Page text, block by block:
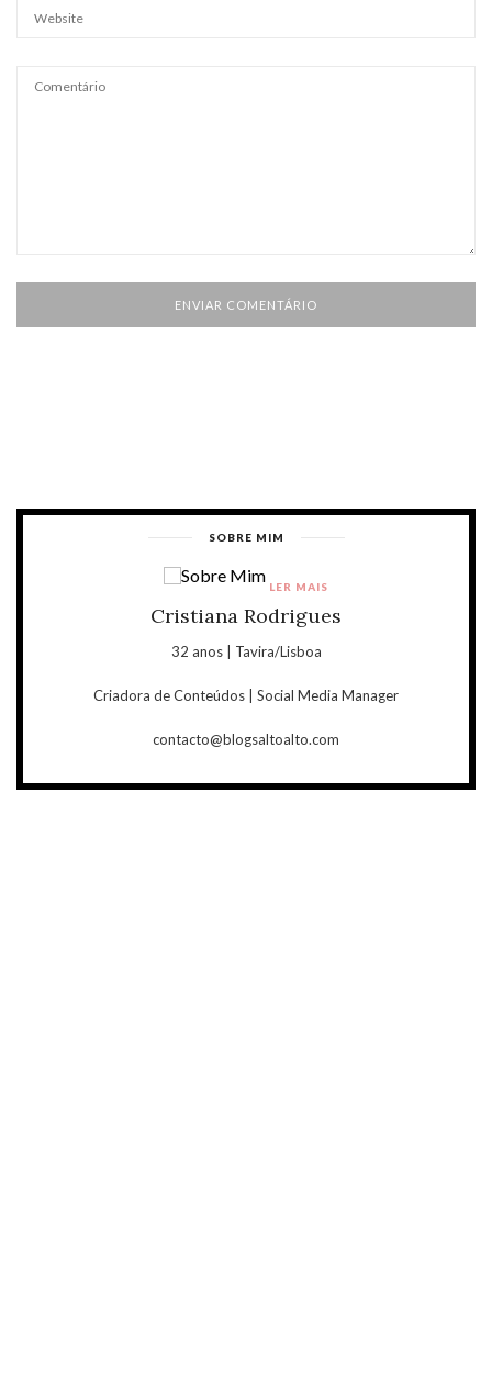
SOBRE MIM
Cristiana Rodrigues
32 anos | Tavira/Lisboa
Criadora de Conteúdos | Social Media Manager
contacto@blogsaltoalto.com
LER MAIS